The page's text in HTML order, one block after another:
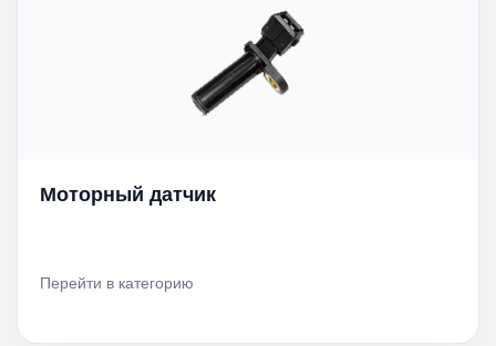
Моторный датчик
Перейти в категорию